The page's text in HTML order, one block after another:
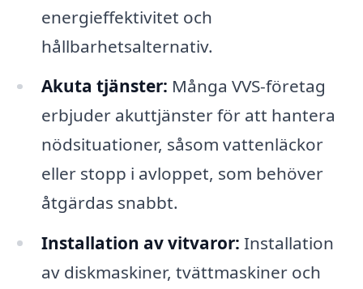
energieffektivitet och
hållbarhetsalternativ.
Akuta tjänster: Många VVS-företag
erbjuder akuttjänster för att hantera
nödsituationer, såsom vattenläckor
eller stopp i avloppet, som behöver
åtgärdas snabbt.
Installation av vitvaror: Installation
av diskmaskiner, tvättmaskiner och